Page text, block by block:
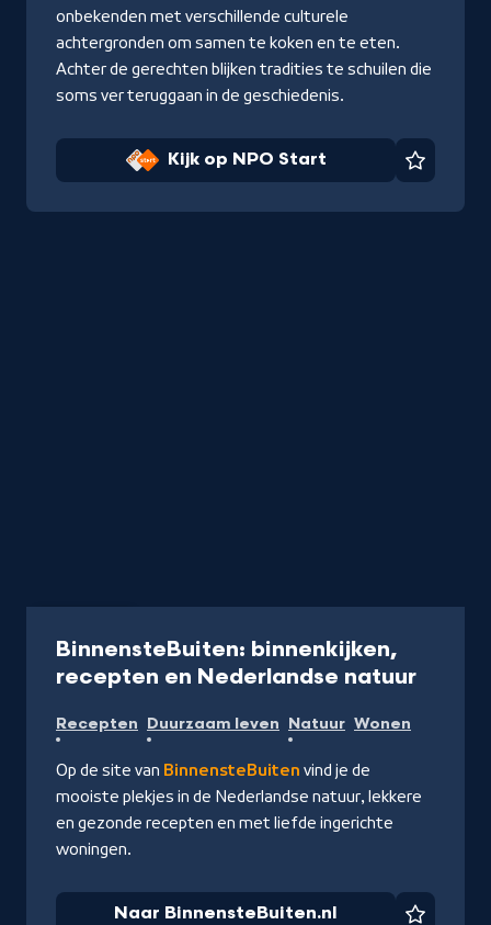
onbekenden met verschillende culturele
achtergronden om samen te koken en te eten.
Achter de gerechten blijken tradities te schuilen die
soms ver teruggaan in de geschiedenis.
Kijk op NPO Start
BinnensteBuiten: binnenkijken,
recepten en Nederlandse natuur-
Recepten Duurzaam leven Natuur Wonen
Op de site van BinnensteBuiten vind je de
mooiste plekjes in de Nederlandse natuur, lekkere
en gezonde recepten en met liefde ingerichte
woningen.
Naar BinnensteBuiten.nl